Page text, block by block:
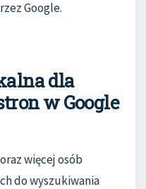
Google.
dla
w Google
więcej osób
do wyszukiwania